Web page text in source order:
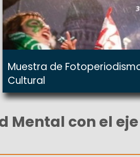
Muestra de
Cultural
Mental con el